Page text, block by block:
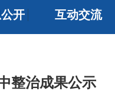
开 互动交流
整治成果公示